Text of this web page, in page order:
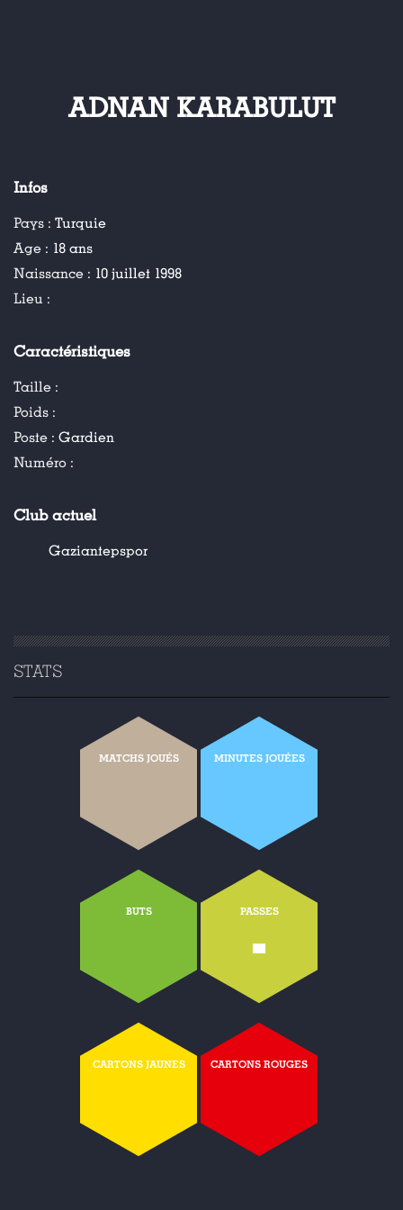
ADNAN KARABULUT
Infos
Pays : Turquie
Age : 18 ans
Naissance : 10 juillet 1998
Lieu :
Caractéristiques
Taille :
Poids :
Poste : Gardien
Numéro :
Club actuel
Gaziantepspor
STATS
MATCHS JOUÉS MINUTES JOUÉES
BUTS PASSES
-
CARTONS JAUNES CARTONS ROUGES